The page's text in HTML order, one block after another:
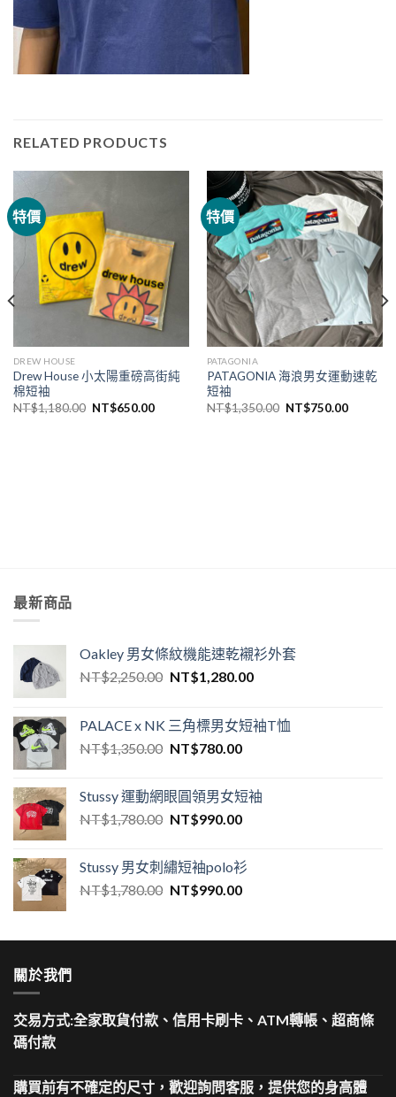
RELATED PRODUCTS
特價
DREW HOUSE
Drew House 小太陽重磅高街純
棉短袖
NT$1,180.00 NT$650.00
特價
PATAGONIA
PATAGONIA 海浪男女運動速乾
短袖
NT$1,350.00 NT$750.00
最新商品
Oakley 男女條紋機能速乾襯衫外套
NT$2,250.00 NT$1,280.00
PALACE x NK 三角標男女短袖T恤
NT$1,350.00 NT$780.00
Stussy 運動網眼圓領男女短袖
NT$1,780.00 NT$990.00
Stussy 男女刺繡短袖polo衫
NT$1,780.00 NT$990.00
關於我們
交易方式:全家取貨付款、信用卡刷卡、ATM轉帳、超商條
碼付款
購買前有不確定的尺寸，歡迎詢問客服，提供您的身高體